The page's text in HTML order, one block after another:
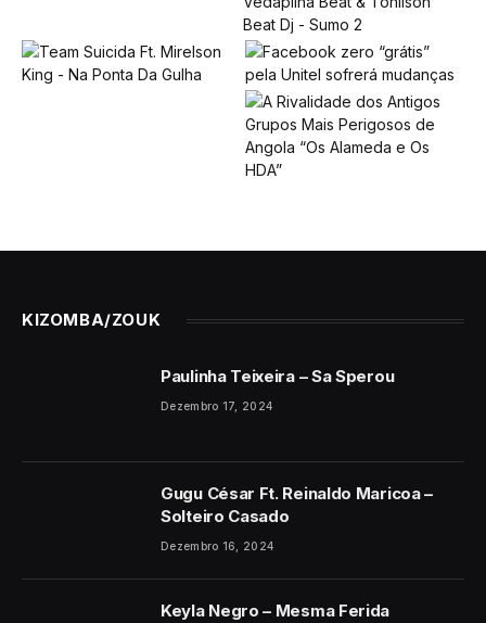
KIZOMBA/ZOUK
Paulinha Teixeira – Sa Sperou
Dezembro 17, 2024
Gugu César Ft. Reinaldo Maricoa –
Solteiro Casado
Dezembro 16, 2024
Keyla Negro – Mesma Ferida